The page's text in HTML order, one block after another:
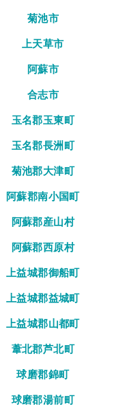
菊池市
上天草市
阿蘇市
合志市
玉名郡玉東町
玉名郡長洲町
菊池郡大津町
阿蘇郡南小国町
阿蘇郡産山村
阿蘇郡西原村
上益城郡御船町
上益城郡益城町
上益城郡山都町
葦北郡芦北町
球磨郡錦町
球磨郡湯前町